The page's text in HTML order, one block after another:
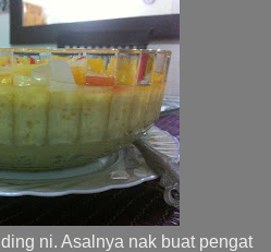
ni. Asalnya nak buat pengat